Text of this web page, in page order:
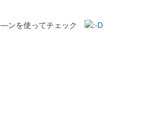
ンを使ってチェック